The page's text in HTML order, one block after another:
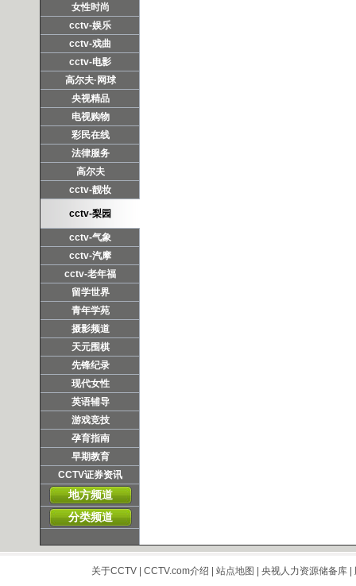
女性时尚
cctv-娱乐
cctv-戏曲
cctv-电影
高尔夫·网球
央视精品
电视购物
彩民在线
法律服务
高尔夫
cctv-靓妆
cctv-梨园
cctv-气象
cctv-汽摩
cctv-老年福
留学世界
青年学苑
摄影频道
天元围棋
先锋纪录
现代女性
英语辅导
游戏竞技
孕育指南
早期教育
CCTV证券资讯
地方频道
分类频道
关于CCTV| CCTV.com介绍 | 站点地图 | 央视人力资源储备库|